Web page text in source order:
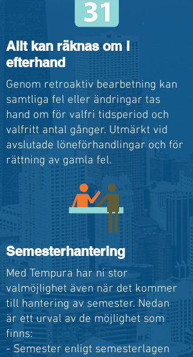
Allt kan räknas om i
efterhand
Genom retroaktiv bearbetning kan
samtliga fel eller ändringar tas
hand om för valfri tidsperiod och
valfritt antal gånger. Utmärkt vid
avslutade löneförhandlingar och för
rättning av gamla fel.
Semesterhantering
Med Tempura har ni stor
valmöjlighet även när det kommer
till hantering av semester. Nedan
är ett urval av de möjlighet som
finns:
- Semester enligt semesterlagen